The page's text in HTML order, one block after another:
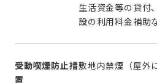
生活資金等の貸付
受動喫煙防止措
置
敷地内禁煙（屋外